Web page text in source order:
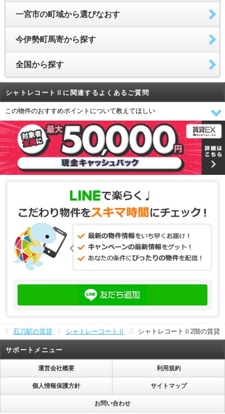
一宮市の町域から選びなおす
今伊勢町馬寄から探す
全国から探す
シャトレコートⅡに関連するよくあるご質問
この物件のおすすめポイントについて教えてほしい
石刀駅の賃貸 シャトレーコートⅡ シャトレコートⅡ2階の賃貸
サポートメニュー
運営会社概要 利用規約
個人情報保護方針 サイトマップ
お問い合わせ